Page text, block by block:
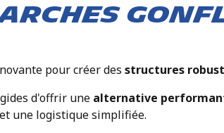
pour créer des structures
d'offrir une alternative
une logistique simplifiée.